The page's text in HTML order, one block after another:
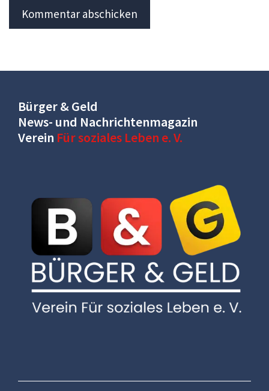
Bürger & Geld
News- und Nachrichtenmagazin
Verein Für soziales Leben e. V.